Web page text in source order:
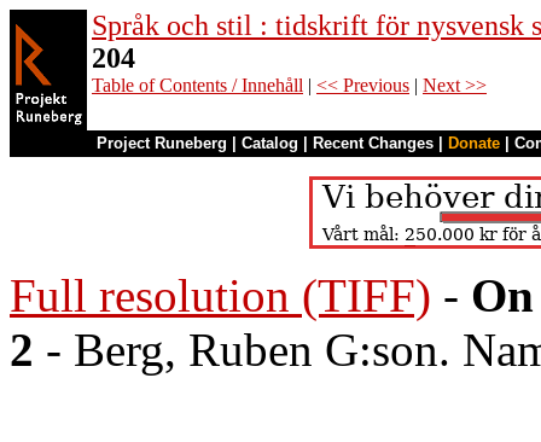
Språk och stil : tidskrift för nysvensk
204
Table of Contents / Innehåll | << Previous | Next >>
Project Runeberg Catalog Recent Changes Donate
Full resolution (TIFF) -
2 - Berg, Ruben G:son.